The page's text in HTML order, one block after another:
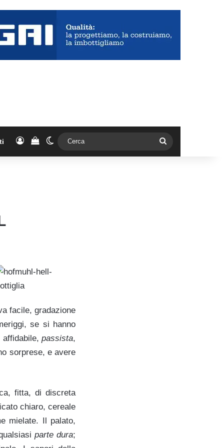
AccediVedi il carrello
Cambia aspetto
facile, gradazione
se si hanno
passista,
sorprese, e avere
fitta, di discreta
chiaro, cereale
mielate. Il palato,
parte dura;